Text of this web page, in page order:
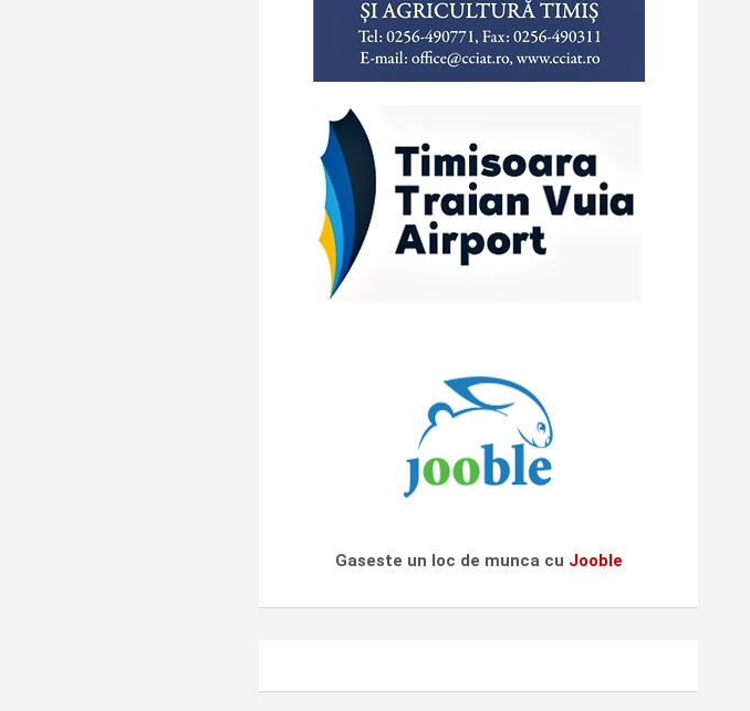
Gaseste un loc de munca cu Jooble